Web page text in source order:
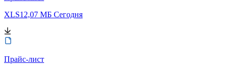
XLS12,07 МБ Сегодня
Прайс-лист